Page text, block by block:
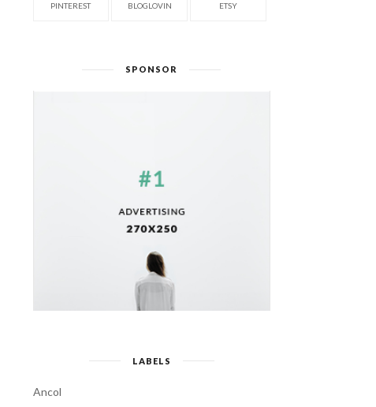
PINTEREST BLOGLOVIN ETSY
SPONSOR
LABELS
Ancol